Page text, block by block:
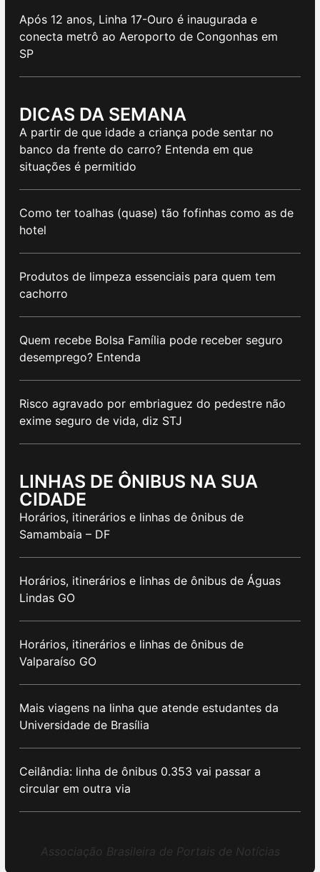
Após 12 anos, Linha 17-Ouro é inaugurada e
conecta metrô ao Aeroporto de Congonhas em
SP
DICAS DA SEMANA
A partir de que idade a criança pode sentar no
banco da frente do carro? Entenda em que
situações é permitido
Como ter toalhas (quase) tão fofinhas como as de
hotel
Produtos de limpeza essenciais para quem tem
cachorro
Quem recebe Bolsa Família pode receber seguro
desemprego? Entenda
Risco agravado por embriaguez do pedestre não
exime seguro de vida, diz STJ
LINHAS DE ÔNIBUS NA SUA
CIDADE
Horários, itinerários e linhas de ônibus de
Samambaia – DF
Horários, itinerários e linhas de ônibus de Águas
Lindas GO
Horários, itinerários e linhas de ônibus de
Valparaíso GO
Mais viagens na linha que atende estudantes da
Universidade de Brasília
Ceilândia: linha de ônibus 0.353 vai passar a
circular em outra via
Associação Brasileira de Portais de Notícias